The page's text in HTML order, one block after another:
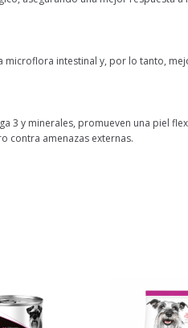
intestinal y, por lo tanto,
3 y minerales, promueven una piel
contra amenazas externas.